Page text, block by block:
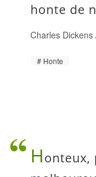
honte de
Charles Dickens
Honte
Honteux,